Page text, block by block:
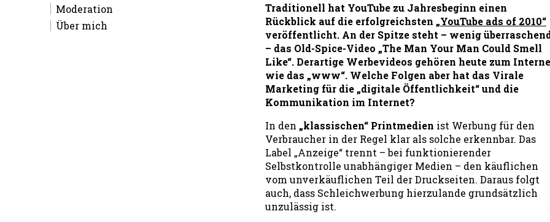
Moderation
Über mich
Traditionell hat YouTube zu Jahresbeginn einen
Rückblick auf die erfolgreichsten „YouTube ads of 2010“
veröffentlicht. An der Spitze steht – wenig
– das Old-Spice-Video „The Man Your Man Could Smell
Like“. Derartige Werbevideos gehören heute zum
wie das „www“. Welche Folgen aber hat das Virale
Marketing für die „digitale Öffentlichkeit“ und die
Kommunikation im Internet?
In den „klassischen“ Printmedien ist Werbung für den
Verbraucher in der Regel klar als solche erkennbar. Das
Label „Anzeige“ trennt – bei funktionierender
Selbstkontrolle unabhängiger Medien – den käuflichen
vom unverkäuflichen Teil der Druckseiten. Daraus folgt
auch, dass Schleichwerbung hierzulande grundsätzlich
unzulässig ist.